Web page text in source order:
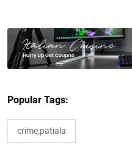
Popular Tags:
crime,patiala